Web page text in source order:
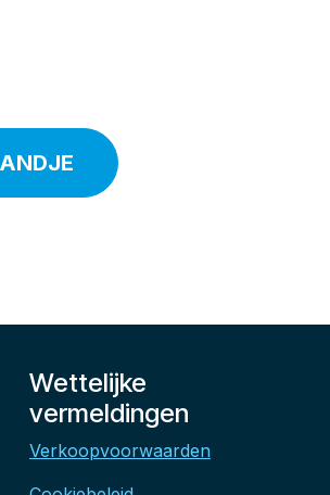
Wettelijke
vermeldingen
Verkoopvoorwaarden